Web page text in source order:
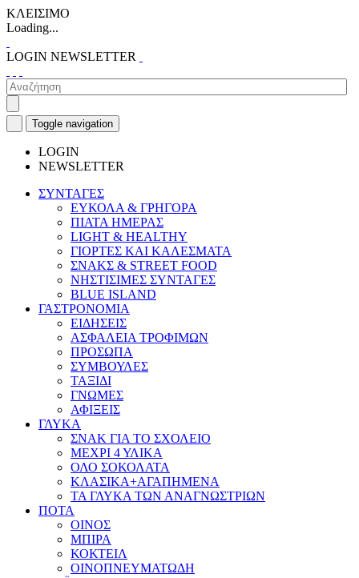
ΚΛΕΙΣΙΜΟ
Loading...
LOGIN NEWSLETTER
Toggle navigation
LOGIN
NEWSLETTER
ΣΥΝΤΑΓΕΣ
ΕΥΚΟΛΑ & ΓΡΗΓΟΡΑ
ΠΙΑΤΑ ΗΜΕΡΑΣ
LIGHT & HEALTHY
ΓΙΟΡΤΕΣ ΚΑΙ ΚΑΛΕΣΜΑΤΑ
ΣΝΑΚΣ & STREET FOOD
ΝΗΣΤΙΣΙΜΕΣ ΣΥΝΤΑΓΕΣ
BLUE ISLAND
ΓΑΣΤΡΟΝΟΜΙΑ
ΕΙΔΗΣΕΙΣ
ΑΣΦΑΛΕΙΑ ΤΡΟΦΙΜΩΝ
ΠΡΟΣΩΠΑ
ΣΥΜΒΟΥΛΕΣ
ΤΑΞΙΔΙ
ΓΝΩΜΕΣ
ΑΦΙΞΕΙΣ
ΓΛΥΚΑ
ΣΝΑΚ ΓΙΑ ΤΟ ΣΧΟΛΕΙΟ
ΜΕΧΡΙ 4 ΥΛΙΚΑ
ΟΛΟ ΣΟΚΟΛΑΤΑ
ΚΛΑΣΙΚΑ+ΑΓΑΠΗΜΕΝΑ
ΤΑ ΓΛΥΚΑ ΤΩΝ ΑΝΑΓΝΩΣΤΡΙΩΝ
ΠΟΤΑ
ΟΙΝΟΣ
ΜΠΙΡΑ
ΚΟΚΤΕΙΛ
ΟΙΝΟΠΝΕΥΜΑΤΩΔΗ